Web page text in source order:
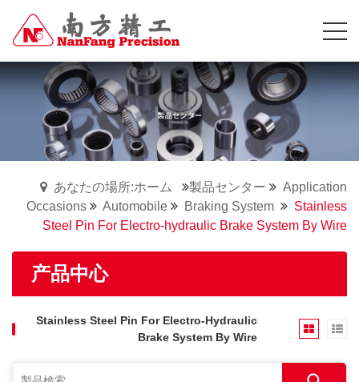
あなたの場所:ホーム 製品センター
Application
Occasions
Automobile Braking System
Stainless
Steel Pin For Electro-hydraulic Brake System By Wire
产品中心
Stainless Steel Pin For Electro-Hydraulic
Brake System By Wire